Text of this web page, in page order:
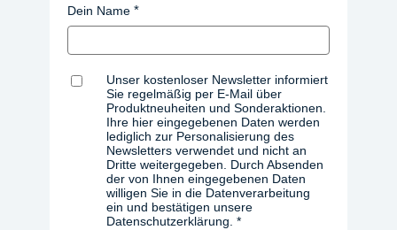
Dein Name
Unser kostenloser Newsletter informiert
Sie regelmäßig per E-Mail über
Produktneuheiten und Sonderaktionen.
Ihre hier eingegebenen Daten werden
lediglich zur Personalisierung des
Newsletters verwendet und nicht an
Dritte weitergegeben. Durch Absenden
der von Ihnen eingegebenen Daten
willigen Sie in die Datenverarbeitung
ein und bestätigen unsere
Datenschutzerklärung.